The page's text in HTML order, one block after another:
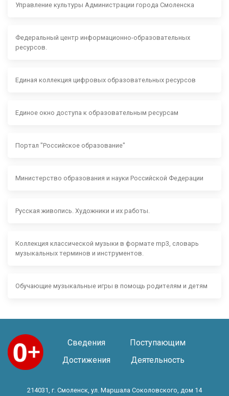
Управление культуры Администрации города Смоленска
Федеральный центр информационно-образовательных
ресурсов.
Единая коллекция цифровых образовательных ресурсов
Единое окно доступа к образовательным ресурсам
Портал "Российское образование"
Министерство образования и науки Российской Федерации
Русская живопись. Художники и их работы.
Коллекция классической музыки в формате mp3, словарь
музыкальных терминов и инструментов.
Обучающие музыкальные игры в помощь родителям и детям
Сведения
Поступающим
Достижения
Деятельность
214031, г. Смоленск, ул. Маршала Соколовского, дом 14